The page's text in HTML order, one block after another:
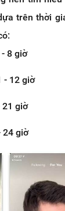
trên thời
8 giờ
- 12 giờ
21 giờ
24 giờ